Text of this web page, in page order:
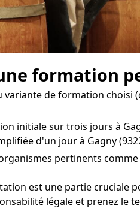
formation
de formation choisi
initiale sur trois jours à
d'un jour à Gagny
pertinents
est une partie cruciale
légale et prenez le